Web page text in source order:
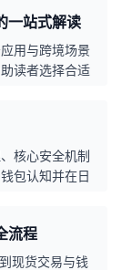
一站式解读
用与跨境场景
读者选择合适
核心安全机制
包认知并在日
流程
现货交易与钱